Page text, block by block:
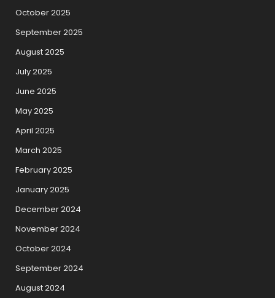
October 2025
September 2025
August 2025
July 2025
June 2025
May 2025
April 2025
March 2025
February 2025
January 2025
December 2024
November 2024
October 2024
September 2024
August 2024